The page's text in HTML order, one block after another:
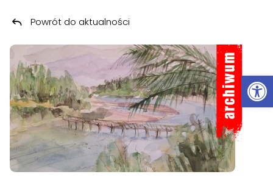
Przeskocz do treści
ARCHIWUM
Powrót do aktualności